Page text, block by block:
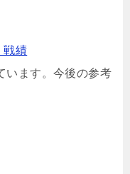
戦績
います。今後の参考